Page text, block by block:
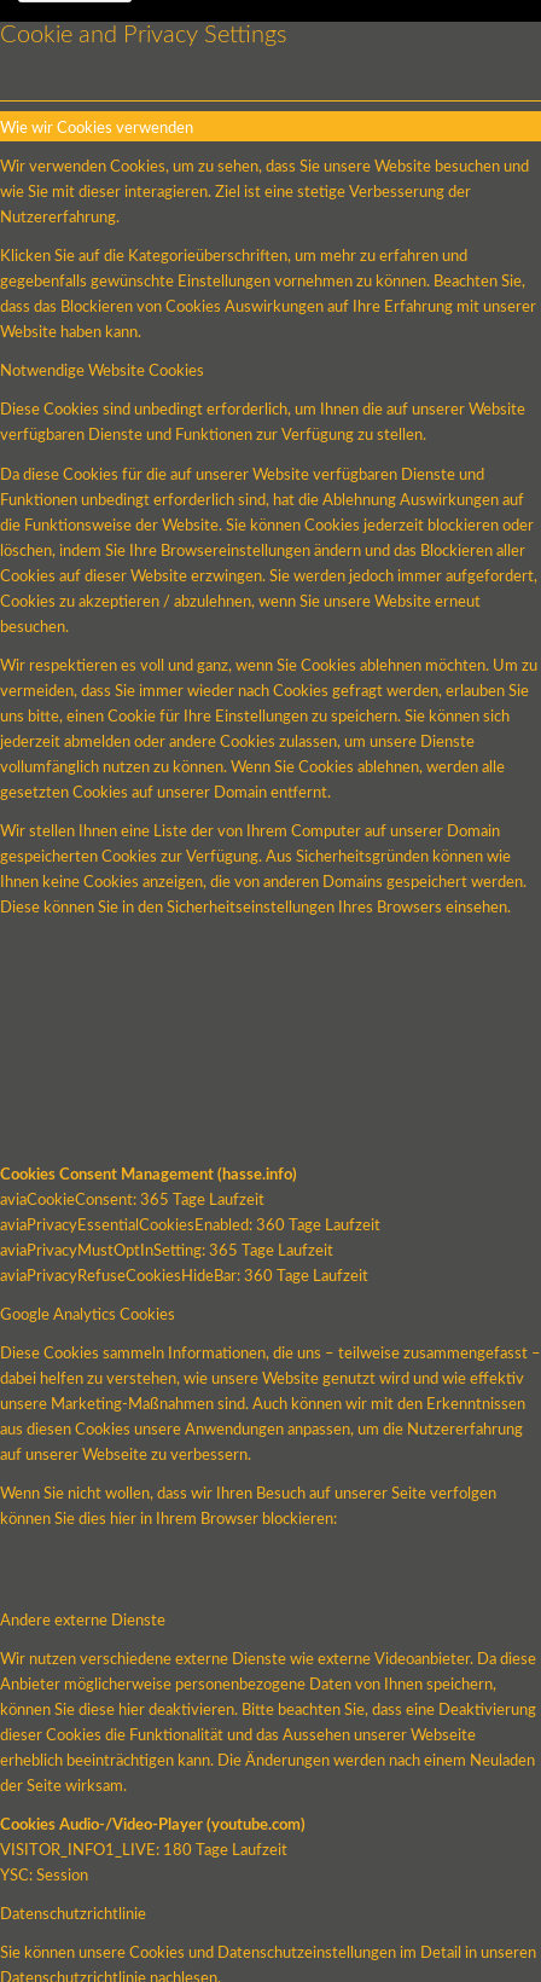
Cookie and Privacy Settings
Wie wir Cookies verwenden
Wir verwenden Cookies, um zu sehen, dass Sie unsere Website besuchen und
wie Sie mit dieser interagieren. Ziel ist eine stetige Verbesserung der
Nutzererfahrung.
Klicken Sie auf die Kategorieüberschriften, um mehr zu erfahren und
gegebenfalls gewünschte Einstellungen vornehmen zu können. Beachten Sie,
dass das Blockieren von Cookies Auswirkungen auf Ihre Erfahrung mit unserer
Website haben kann.
Notwendige Website Cookies
Diese Cookies sind unbedingt erforderlich, um Ihnen die auf unserer Website
verfügbaren Dienste und Funktionen zur Verfügung zu stellen.
Da diese Cookies für die auf unserer Website verfügbaren Dienste und
Funktionen unbedingt erforderlich sind, hat die Ablehnung Auswirkungen auf
die Funktionsweise der Website. Sie können Cookies jederzeit blockieren oder
löschen, indem Sie Ihre Browsereinstellungen ändern und das Blockieren aller
Cookies auf dieser Website erzwingen. Sie werden jedoch immer aufgefordert,
Cookies zu akzeptieren / abzulehnen, wenn Sie unsere Website erneut
besuchen.
Wir respektieren es voll und ganz, wenn Sie Cookies ablehnen möchten. Um zu
vermeiden, dass Sie immer wieder nach Cookies gefragt werden, erlauben Sie
uns bitte, einen Cookie für Ihre Einstellungen zu speichern. Sie können sich
jederzeit abmelden oder andere Cookies zulassen, um unsere Dienste
vollumfänglich nutzen zu können. Wenn Sie Cookies ablehnen, werden alle
gesetzten Cookies auf unserer Domain entfernt.
Wir stellen Ihnen eine Liste der von Ihrem Computer auf unserer Domain
gespeicherten Cookies zur Verfügung. Aus Sicherheitsgründen können wie
Ihnen keine Cookies anzeigen, die von anderen Domains gespeichert werden.
Diese können Sie in den Sicherheitseinstellungen Ihres Browsers einsehen.
Cookies Consent Management (hasse.info)
aviaCookieConsent: 365 Tage Laufzeit
aviaPrivacyEssentialCookiesEnabled: 360 Tage Laufzeit
aviaPrivacyMustOptInSetting: 365 Tage Laufzeit
aviaPrivacyRefuseCookiesHideBar: 360 Tage Laufzeit
Google Analytics Cookies
Diese Cookies sammeln Informationen, die uns – teilweise zusammengefasst –
dabei helfen zu verstehen, wie unsere Website genutzt wird und wie effektiv
unsere Marketing-Maßnahmen sind. Auch können wir mit den Erkenntnissen
aus diesen Cookies unsere Anwendungen anpassen, um die Nutzererfahrung
auf unserer Webseite zu verbessern.
Wenn Sie nicht wollen, dass wir Ihren Besuch auf unserer Seite verfolgen
können Sie dies hier in Ihrem Browser blockieren:
Andere externe Dienste
Wir nutzen verschiedene externe Dienste wie externe Videoanbieter. Da diese
Anbieter möglicherweise personenbezogene Daten von Ihnen speichern,
können Sie diese hier deaktivieren. Bitte beachten Sie, dass eine Deaktivierung
dieser Cookies die Funktionalität und das Aussehen unserer Webseite
erheblich beeinträchtigen kann. Die Änderungen werden nach einem Neuladen
der Seite wirksam.
Cookies Audio-/Video-Player (youtube.com)
VISITOR_INFO1_LIVE: 180 Tage Laufzeit
YSC: Session
Datenschutzrichtlinie
Sie können unsere Cookies und Datenschutzeinstellungen im Detail in unseren